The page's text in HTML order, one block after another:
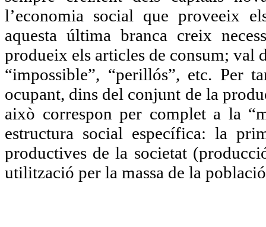
l’economia social que proveeix
aquesta última branca creix
produeix els articles de consum; val
“impossible”, “perillós”, etc. Per
ocupant, dins del conjunt de la
això correspon per complet a la
estructura social específica: la
productives de la societat
utilització per la massa de la